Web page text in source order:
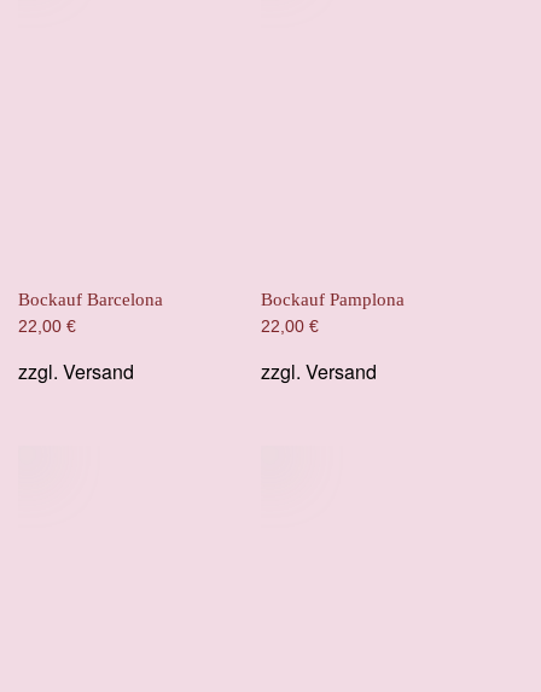
Bockauf Barcelona
22,00 €
zzgl. Versand
Bockauf Pamplona
22,00 €
zzgl. Versand